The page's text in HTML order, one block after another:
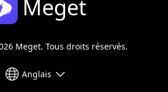
Meget
Meget. Tous droits réservés.
Anglais